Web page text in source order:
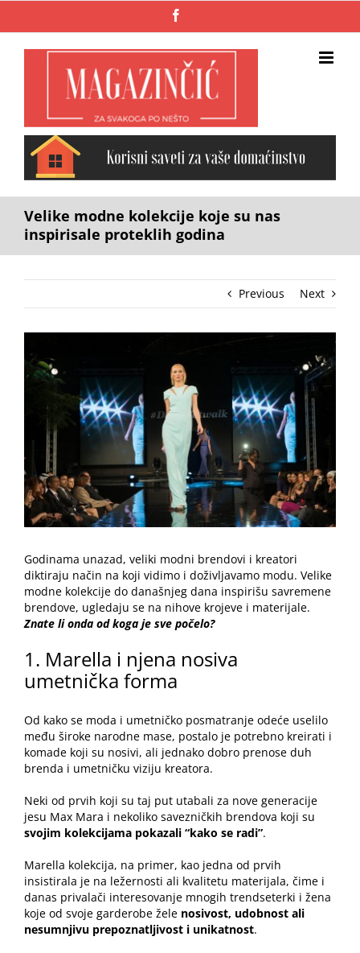
Velike modne kolekcije koje su nas
inspirisale proteklih godina
Previous Next
Larger
Image
Godinama unazad, veliki modni brendovi i kreatori
diktiraju način na koji vidimo i doživljavamo modu. Velike
modne kolekcije do današnjeg dana inspirišu savremene
brendove, ugledaju se na nihove krojeve i materijale.
Znate li onda od koga je sve počelo?
1. Marella i njena nosiva
umetnička forma
Od kako se moda i umetničko posmatranje odeće uselilo
među široke narodne mase, postalo je potrebno kreirati i
komade koji su nosivi, ali jednako dobro prenose duh
brenda i umetničku viziju kreatora.
Neki od prvih koji su taj put utabali za nove generacije
jesu Max Mara i nekoliko savezničkih brendova koji su
svojim kolekcijama pokazali “kako se radi”.
Marella kolekcija, na primer, kao jedna od prvih
insistirala je na ležernosti ali kvalitetu materijala, čime i
danas privalači interesovanje mnogih trendseterki i žena
koje od svoje garderobe žele nosivost, udobnost ali
nesumnjivu prepoznatljivost i unikatnost.